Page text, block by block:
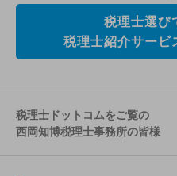
税理士選び
税理士紹介サービ
税理士ドットコムをご覧の
西岡知博税理士事務所の皆様